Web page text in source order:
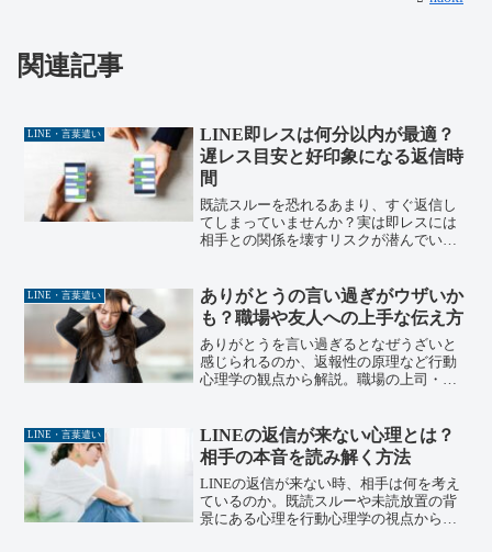
関連記事
LINE・言葉遣い
LINE即レスは何分以内が最適？
遅レス目安と好印象になる返信時
間
既読スルーを恐れるあまり、すぐ返信し
てしまっていませんか？実は即レスには
相手との関係を壊すリスクが潜んでいま
に、返信タイミングの心理と適切な距離
感の取り方を解説します。
LINE・言葉遣い
ありがとうの言い過ぎがウザいか
も？職場や友人への上手な伝え方
ありがとうを言い過ぎるとなぜうざいと
感じられるのか、返報性の原理など行動
心理学の観点から解説。職場の上司・同
級心理カウンセラーの筆者が、飲食店経
営15年・カウンセリング現場の実体験を
もとに解説。
LINE・言葉遣い
LINEの返信が来ない心理とは？
相手の本音を読み解く方法
LINEの返信が来ない時、相手は何を考え
ているのか。既読スルーや未読放置の背
景にある心理を行動心理学の視点から解